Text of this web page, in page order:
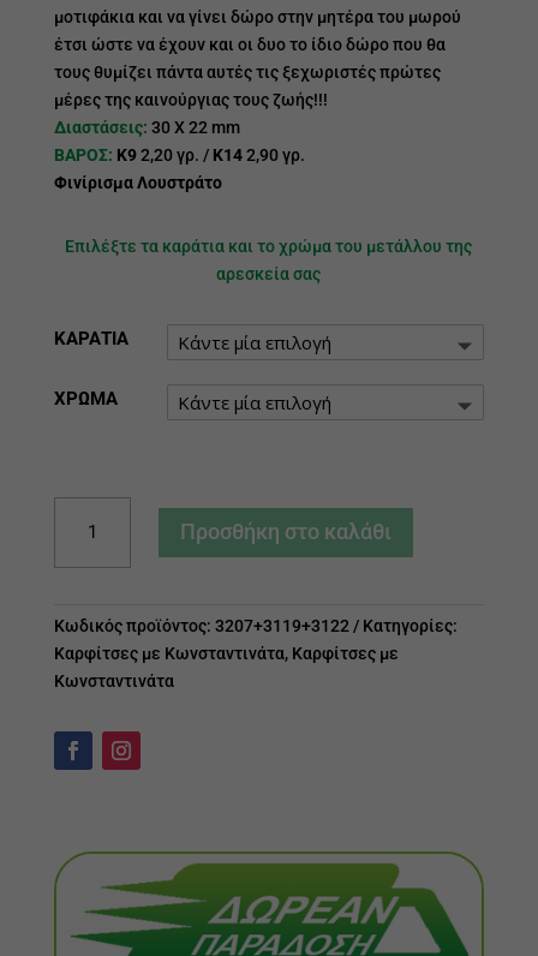
μοτιφάκια και να γίνει δώρο στην μητέρα του μωρού
έτσι ώστε να έχουν και οι δυο το ίδιο δώρο που θα
τους θυμίζει πάντα αυτές τις ξεχωριστές πρώτες
μέρες της καινούργιας τους ζωής!!!
Διαστάσεις: 30 Χ 22 mm
ΒΑΡΟΣ: Κ92,20 γρ. /Κ142,90 γρ.
Φινίρισμα Λουστράτο
Επιλέξτε τα καράτια και το χρώμα του μετάλλου της
αρεσκεία σας
ΚΑΡΑΤΙΑ
ΧΡΩΜΑ
Κωνσταντινάτο
ποσότητα
Προσθήκη στο καλάθι
Κωδικός προϊόντος: 3207+3119+3122
Κατηγορίες:
Καρφίτσες με Κωνσταντινάτα, Καρφίτσες με
Κωνσταντινάτα